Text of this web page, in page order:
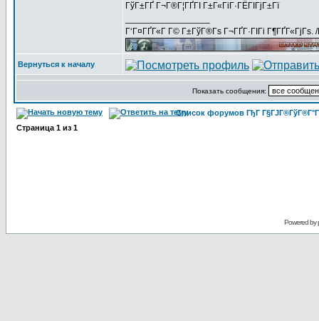
ГўГ±ГҐ Г¬Г®Г¦ГҐГІ Г±Г«ГіГ·ГЁГІГјГ±Гї
Г‘Г¤ГҐГ«Г Г© Г±ГўГ®Гѕ Г¬ГҐГ·ГІГі Г¶ГҐГ«ГјГѕ.
Вернуться к началу
Показать сообщения:
Список форумов ГђГ
Страница 1 из 1
Powered by